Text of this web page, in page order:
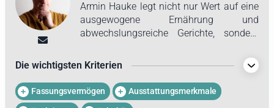
Armin Hauke legt nicht nur Wert auf eine
ausgewogene Ernährung und
abwechslungsreiche Gerichte, sondern
Speiseplan. Um von Fleisch, Nudeln oder
Kartoffeln abzurücken, bereitet er gern
unterschiedliche Reisgerichte zu. Der
Einsatz eines Reiskochers kann hierbei
Die wichtigsten Kriterien
Fassungsvermögen
Ausstattungsmerkmale